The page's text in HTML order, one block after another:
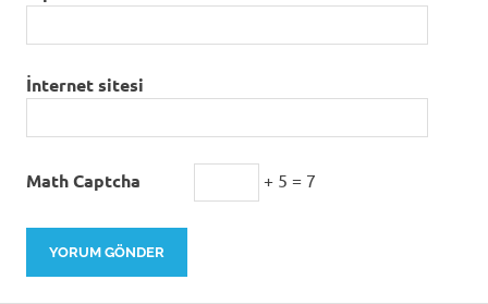
İnternet sitesi
Math Captcha + 5 = 7